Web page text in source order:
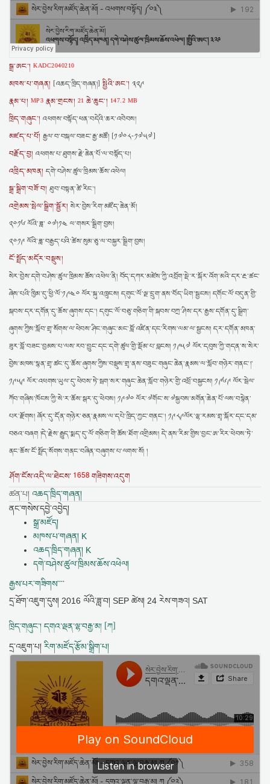
སྒྲ་ཨང་། KADC2040210
མཁས་པ་གཞན། [འཆད་ཁྲིད་གཞན།]སྤྱིའི་ཨང་། ༣༢༩
རྣམ་པ། MP3 རྣམ་གྲངས། 21 ཆེ་ཆུང་། 147.2 MB
ཁྲིད་གཞུང་།འཕགས་བསྟོད་ཕན་བདེའི་ཆར་འབེབས།
མཛད་པ་པོ།རྒྱལ་བ་བསྐལ་བཟང་རྒྱ་མཚོ། [༡༧༠༨-༡༧༥༧]
བརྗོད་བྱ།འཕགས་པ་ཐུགས་རྗེ་ཆེན་པོ་ལ་བསྟོད་པ།
འཁྲིད་མཁན།དགེ་བཤེས་ཚུལ་ཁྲིམས་ཆོས་འཕེལ།
སྒྲ་སྒྲིག་བཟོ་བ། ཐུབ་བསྟན་ཚེ་རིང་།
འགྲེམས་སྤེལ་སྒྲིག་སྦྱོར། སེར་བྱེས་རིག་མཛོད་ཆེན་མོ།
༢༠༡༦ ལོའི་ཟླ་ ༠༧།༡༤ ལ་གསར་སྒྲིག་བྱས།
༢༠༡༩ ལོའི་ཟླ་བརྒྱད་པའི་ཚེས་སུམ་ཅུ་ལ་བསྐྱར་སྒྲིག་བྱས།
ངོ་སྤྲོད་མདོར་བསྡུས།
སེར་བྱེས་དགེ་བཤེས་ཚུལ་ཁྲིམས་ཆོས་འཕེལ་ནི། བོད་དཀར་མཛེས་ཀྱི་འབྲོག་སྡེ་ར་སྐོར་འོག་མའི་དར་རྔ་ཚང་
ཞེས་པའི་ཁྱིམ་དུ་ཕྱི་ལོ་༡༩༤༠ ལོར་སྐུ་འཁྲུངས། དགུང་ལོ་ལྔ་དྲུག་ནས་བོད་ཡིག་སྦྱངས། དགོང་ལོ་བདུན་གྱི་
སྐབས་དར་དགོན་དུ་ཆོས་ཞུགས་དང་། དགུང་ལོ་བཅུ་གཅིག་གི་སྐབས་བཀྲ་ཤིས་དར་རྒྱས་དགོན་དུ་སྒྲིག་
ཞུགས་ཀྱིས་སློབ་གྲྭ་སོགས་ལ་ཕེབས་ཤིང་གཞུང་མང་བློ་འཛིན་དང་རིགས་ལམ་ལ་སྦྱངས། དར་དགོན་མཁན་
ཟུར་བློ་བཟང་བྱམས་པ་ལས་རབ་བྱུང་དང་དགེ་ཚུལ་གྱི་སྡོམ་པ་བླངས། ༡༩༥༧ ལོར་དབུས་ཀྱི་གདན་ས་སེར་
བྱེས་མཁས་སྙན་གྲྭ་ཚང་དུ་ཆོས་ཞུགས་ཀྱིས་བསྡུས་གྲྭ་ནས་བཟུང་གཞུང་ཆེན་རྣམས་ལ་སློབ་གཉེར་གནང་།་
༡༩༥༩ ལོར་འཕགས་ཡུལ་དུ་ཕེབས་ཏེ་སྦག་སར་གཞུང་ཆེན་སློབ་གཉེར་གྱི་འཕྲོ་བསྐྱངས། ༡༩༦༩ ལོར་སྦེལ་
ཀོབ་གཞིས་ཁོངས་ཀྱི་སེ་ར་ཆོས་སྒར་དུ་ཕེབས། ༡༩༧༠ ལོར་༧གོང་ས་༧སྐྱབས་མགོན་ཆེན་པོ་ལས་བསྙེན་
པར་རྫོགས། ཞོར་དུ་དོན་གཉེར་ཅན་རྣམས་ལ་དཔེ་ཁྲིད་ཀྱང་གནང་། ༡༩༨༩ལོར་ལྷ་རམས་གྲྭ་སྐོར་དང་དམ་
བཅའ་བཞག །དེ་རྗེས་རྒྱུད་སྨད་དུ་ལོ་གཅིག་གི་ཆོས་ཐོག་འགྲིམས། དེ་ནས་རིམ་གྱིས་བྱང་ཨ་རིར་ཕེབས་ཏེ་
ནང་ཆོས་ངོ་སྤྲོད་སོགས་གནང་བཞིན་བཞུགས་པ་ལགས་སོ། །
ཤོག་ངོས་འདི་ལ་ཐེངས་ 1658 གཟིགས་འདུག
ཚན་པ། འཆད་ཁྲིད་གཞན།
ནང་གསེས་དབྱེ་འབྱེད།
སྒྲ་མཛོད།
མཁས་པ་གཞན། K
འཆད་ཁྲིད་གཞན། K
དགེ་བཤེས་ཚུལ་ཁྲིམས་ཆོས་འཕེལ།
རྒྱས་པར་གཟིགས་་་་
དྲ་ཐོག་འཇུག་དུས། 2016 ལོའི་ཟླ་བ། SEP ཚེས། 24 རེས་གཟའ། SAT
ཁྲིད་གཞུང་། དགའ་ལྡན་ལྷ་བརྒྱ་མ། [ཀ]
དྲ་འཇུག་པ། རིག་མཛོད་རྩོམ་སྒྲིག་པ།